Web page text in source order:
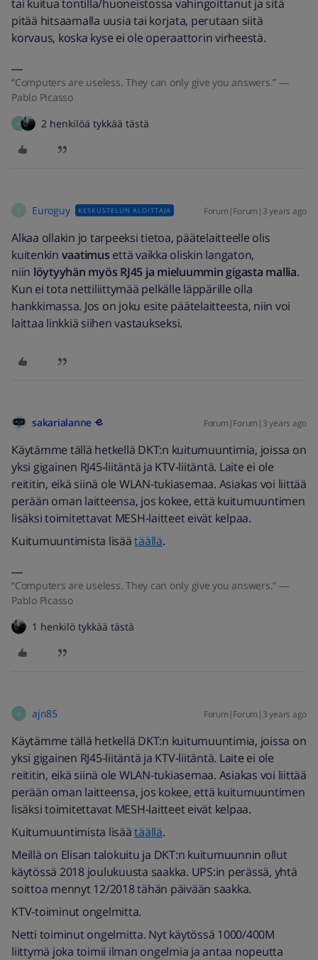
tai kuitua tontilla/huoneistossa vahingoittanut ja sitä
pitää hitsaamalla uusia tai korjata, perutaan siitä
korvaus, koska kyse ei ole operaattorin virheestä.
“Computers are useless. They can only give you answers.” ―
Pablo Picasso
A 2 henkilöä tykkää tästä
Euroguy KESKUSTELUN ALOITTAJA Forum|Forum|3 years ago
Alkaa ollakin jo tarpeeksi tietoa, päätelaitteelle olis
kuitenkin vaatimus että vaikka oliskin langaton,
niin löytyyhän myös RJ45 ja mieluummin gigasta mallia.
Kun ei tota nettiliittymää pelkälle läppärille olla
hankkimassa. Jos on joku esite päätelaitteesta, niin voi
laittaa linkkiä siihen vastaukseksi.
sakarialanne Forum|Forum|3 years ago
Käytämme tällä hetkellä DKT:n kuitumuuntimia, joissa on
yksi gigainen RJ45-liitäntä ja KTV-liitäntä. Laite ei ole
reititin, eikä siinä ole WLAN-tukiasemaa. Asiakas voi liittää
perään oman laitteensa, jos kokee, että kuitumuuntimen
lisäksi toimitettavat MESH-laitteet eivät kelpaa.
Kuitumuuntimista lisäätäällä.
“Computers are useless. They can only give you answers.” ―
Pablo Picasso
1 henkilö tykkää tästä
A ajn85 Forum|Forum|3 years ago
Käytämme tällä hetkellä DKT:n kuitumuuntimia, joissa on
yksi gigainen RJ45-liitäntä ja KTV-liitäntä. Laite ei ole
reititin, eikä siinä ole WLAN-tukiasemaa. Asiakas voi liittää
perään oman laitteensa, jos kokee, että kuitumuuntimen
lisäksi toimitettavat MESH-laitteet eivät kelpaa.
Kuitumuuntimista lisäätäällä.
Meillä on Elisan talokuitu ja DKT:n kuitumuunnin ollut
käytössä 2018 joulukuusta saakka. UPS:in perässä, yhtä
soittoa mennyt 12/2018 tähän päivään saakka.
KTV-toiminut ongelmitta.
Netti toiminut ongelmitta. Nyt käytössä 1000/400M
liittymä joka toimii ilman ongelmia ja antaa nopeutta